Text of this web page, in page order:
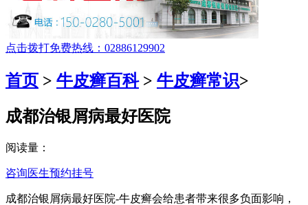
点击拨打免费热线：02886129902
首页 > 牛皮癣百科> 牛皮癣常识>
成都治银屑病最好医院
阅读量：
咨询医生预约挂号
成都治银屑病最好医院-牛皮癣会给患者带来很多负面影响，